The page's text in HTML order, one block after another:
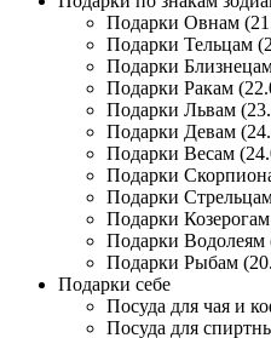
Подарки Овнам
Подарки Тельцам
Подарки
Подарки Ракам
Подарки Львам
Подарки Девам
Подарки Весам
Подарки
Подарки
Подарки
Подарки Водолеям
Подарки Рыбам
Подарки себе
Посуда для чая и
Посуда для